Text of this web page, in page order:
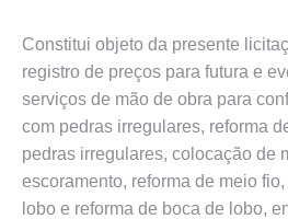
Constitui objeto da presente
registro de preços para futura e
serviços de mão de obra para
com pedras irregulares, reforma
pedras irregulares, colocação de
escoramento, reforma de meio
lobo e reforma de boca de lobo,